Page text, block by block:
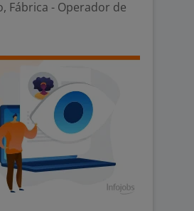
Fábrica - Operador de